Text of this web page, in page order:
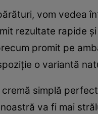
vom vedea
rezultate rapide
promit pe
o variantă
simplă
va fi mai